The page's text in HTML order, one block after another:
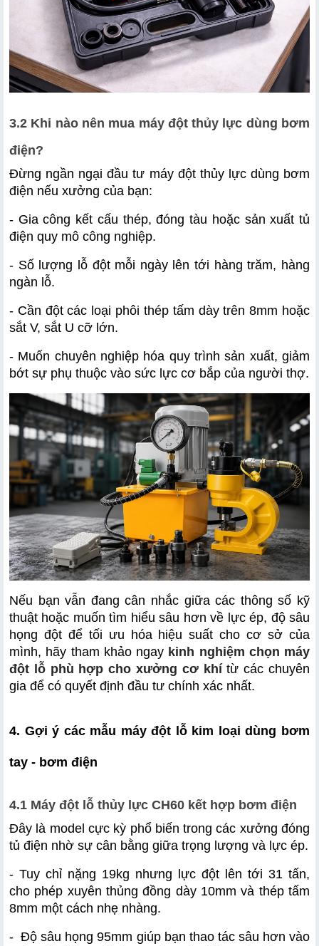
3.2 Khi nào nên mua máy đột thủy lực dùng bơm
điện?
Đừng ngần ngại đầu tư máy đột thủy lực dùng bơm
điện nếu xưởng của bạn:
- Gia công kết cấu thép, đóng tàu hoặc sản xuất tủ
điện quy mô công nghiệp.
- Số lượng lỗ đột mỗi ngày lên tới hàng trăm, hàng
ngàn lỗ.
- Cần đột các loại phôi thép tấm dày trên 8mm hoặc
sắt V, sắt U cỡ lớn.
- Muốn chuyên nghiệp hóa quy trình sản xuất, giảm
bớt sự phụ thuộc vào sức lực cơ bắp của người thợ.
Nếu bạn vẫn đang cân nhắc giữa các thông số kỹ
thuật hoặc muốn tìm hiểu sâu hơn về lực ép, độ sâu
họng đột để tối ưu hóa hiệu suất cho cơ sở của
mình, hãy tham khảo ngay kinh nghiệm chọn máy
đột lỗ phù hợp cho xưởng cơ khí từ các chuyên
gia để có quyết định đầu tư chính xác nhất.
4. Gợi ý các mẫu máy đột lỗ kim loại dùng bơm
tay - bơm điện
4.1 Máy đột lỗ thủy lực CH60 kết hợp bơm điện
Đây là model cực kỳ phổ biến trong các xưởng đóng
tủ điện nhờ sự cân bằng giữa trọng lượng và lực ép.
- Tuy chỉ nặng 19kg nhưng lực đột lên tới 31 tấn,
cho phép xuyên thủng đồng dày 10mm và thép tấm
8mm một cách nhẹ nhàng.
-  Độ sâu họng 95mm giúp bạn thao tác sâu hơn vào